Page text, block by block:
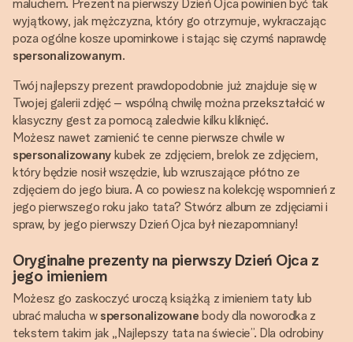
maluchem. Prezent na pierwszy Dzień Ojca powinien być tak
wyjątkowy, jak mężczyzna, który go otrzymuje, wykraczając
poza ogólne kosze upominkowe i stając się czymś naprawdę
spersonalizowanym.
Twój najlepszy prezent prawdopodobnie już znajduje się w
Twojej galerii zdjęć – wspólną chwilę można przekształcić w
klasyczny gest za pomocą zaledwie kilku kliknięć.
Możesz nawet zamienić te cenne pierwsze chwile w
spersonalizowanykubek ze zdjęciem, brelok ze zdjęciem,
który będzie nosił wszędzie, lub wzruszające płótno ze
zdjęciem do jego biura. A co powiesz na kolekcję wspomnień z
jego pierwszego roku jako tata? Stwórz album ze zdjęciami i
spraw, by jego pierwszy Dzień Ojca był niezapomniany!
Oryginalne prezenty na pierwszy Dzień Ojca z
jego imieniem
Możesz go zaskoczyć uroczą książką z imieniem taty lub
ubrać malucha w spersonalizowane body dla noworodka z
tekstem takim jak „Najlepszy tata na świecie”. Dla odrobiny